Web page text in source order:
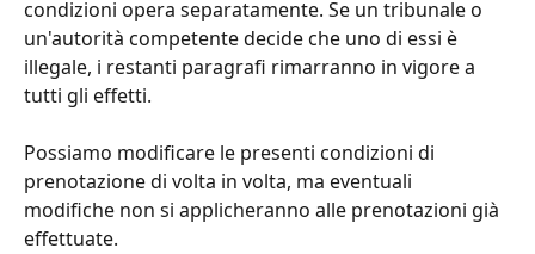
condizioni opera separatamente. Se un tribunale o
un'autorità competente decide che uno di essi è
illegale, i restanti paragrafi rimarranno in vigore a
tutti gli effetti.
Possiamo modificare le presenti condizioni di
prenotazione di volta in volta, ma eventuali
modifiche non si applicheranno alle prenotazioni già
effettuate.